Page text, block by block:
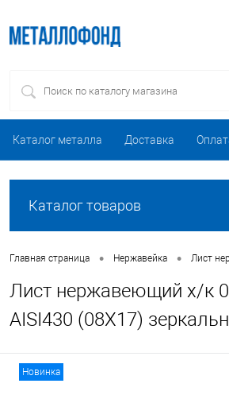
Каталог металла Доставка
Каталог товаров
Главная страница • Нержавейка • Лист
Лист нержавеющий х/к
AISI430 (08Х17)
Новинка